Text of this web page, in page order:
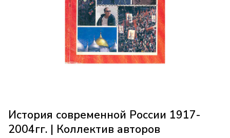
История современной России 1917-
2004гг. | Коллектив авторов